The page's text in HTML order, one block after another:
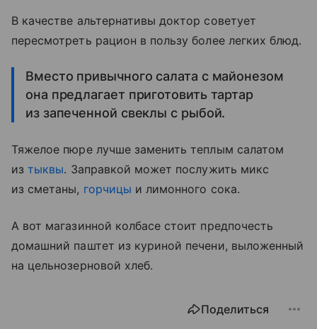
В качестве альтернативы доктор советует
пересмотреть рацион в пользу более легких блюд.
Вместо привычного салата с майонезом
она предлагает приготовить тартар
из запеченной свеклы с рыбой.
Тяжелое пюре лучше заменить теплым салатом
изтыквы. Заправкой может послужить микс
из сметаны, горчицы и лимонного сока.
А вот магазинной колбасе стоит предпочесть
домашний паштет из куриной печени, выложенный
на цельнозерновой хлеб.
Поделиться